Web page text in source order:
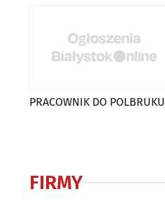
PRACOWNIK DO POLBRUKU
FIRMY